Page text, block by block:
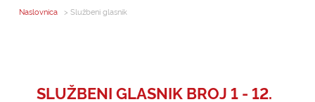
Naslovnica > Službeni glasnik
SLUŽBENI GLASNIK BROJ 1 - 12.